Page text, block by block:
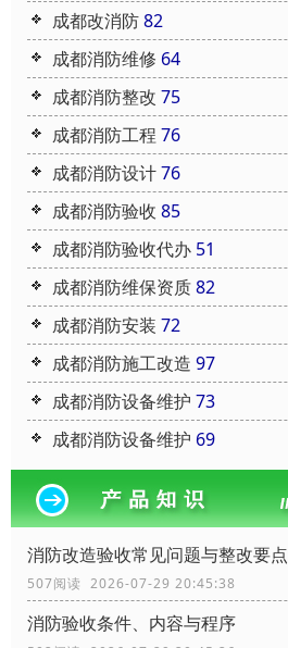
成都改消防82
成都消防维修 64
成都消防整改 75
成都消防工程 76
成都消防设计76
成都消防验收 85
成都消防验收代办 51
成都消防维保资质82
成都消防安装 72
成都消防施工改造 97
成都消防设备维护 73
成都消防设备维护 69
消防改造验收常见问题与整改要点
507阅读 2026-07-29 20:45:38
消防验收条件、内容与程序